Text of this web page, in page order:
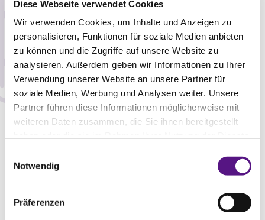
Diese Webseite verwendet Cookies
Wir verwenden Cookies, um Inhalte und Anzeigen zu
personalisieren, Funktionen für soziale Medien anbieten
zu können und die Zugriffe auf unsere Website zu
analysieren. Außerdem geben wir Informationen zu Ihrer
Verwendung unserer Website an unsere Partner für
soziale Medien, Werbung und Analysen weiter. Unsere
Partner führen diese Informationen möglicherweise mit
weiteren Daten zusammen, die Sie ihnen bereitgestellt
Notwendig
Präferenzen
sowie ihre besondere Expertise in der Beratung
zu komplexen, grenzüberschreitenden
Markenrechtsfragen wider.
DerWTR 1000gilt als maßgeblicher Leitfaden
für die weltweit führenden
Markenrechtsexpertinnen und -experten in
zentralen Rechtsordnungen und hebt Kanzleien
sowie Persönlichkeiten hervor, die sich durch
herausragenden Mandantenservice